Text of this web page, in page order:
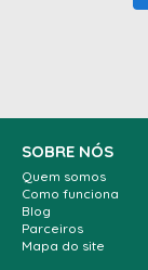
SOBRE NÓS
Quem somos
Como funciona
Blog
Parceiros
Mapa do site